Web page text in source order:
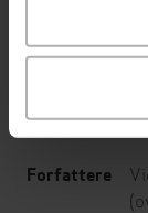
Forfattere